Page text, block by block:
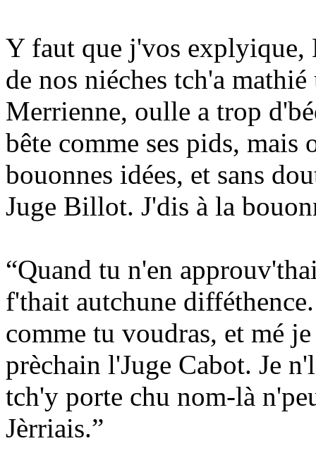
Y faut que j'vos explyique,
de nos niéches tch'a
Merrienne, oulle a trop
bête comme ses pids, mais
bouonnes idées, et sans
Juge Billot. J'dis à la
“Quand tu n'en
f'thait autchune
comme tu voudras, et mé
prèchain l'Juge Cabot. Je
tch'y porte chu nom-là
Jèrriais.”